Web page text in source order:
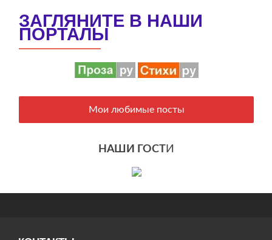
ЗАГЛЯНИТЕ В НАШИ
ПОРТАЛЫ
Мои любимые посты
НАШИ ГОСТИ